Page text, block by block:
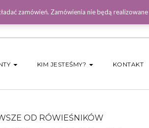
KIM JESTEŚMY? KONTAKT
OD RÓWIEŚNIKÓW
zamówień. Zamówienia nie będą realizowane